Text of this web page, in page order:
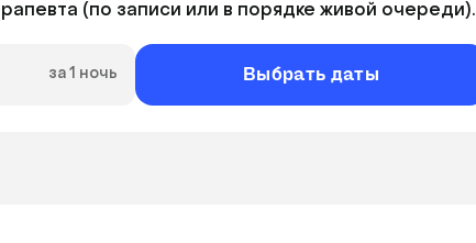
(по записи или в порядке живой очереди).
за 1 ночь Выбрать даты